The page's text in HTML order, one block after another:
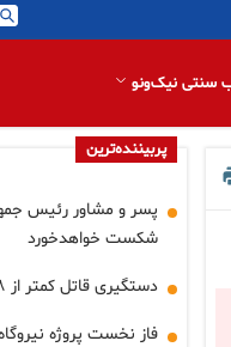
سنتی نیک‌ونو
پربیننده‌ترین
پسر و مشاور رئیس
شکست خواهدخورد
دستگیری قاتل کمتر از ۴۸ ساعت در کوهدشت
فاز نخست پروژه